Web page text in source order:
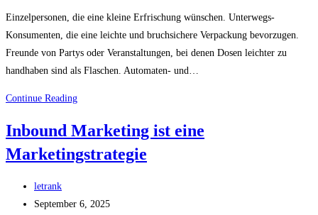
Einzelpersonen, die eine kleine Erfrischung wünschen. Unterwegs-
Konsumenten, die eine leichte und bruchsichere Verpackung bevorzugen.
Freunde von Partys oder Veranstaltungen, bei denen Dosen leichter zu
handhaben sind als Flaschen. Automaten- und…
Continue ReadingCoca-
Classic
330
Der
Inbound Marketing ist eine
Marketingstrategie
Post
author:
letrank
Post
September 6, 2025